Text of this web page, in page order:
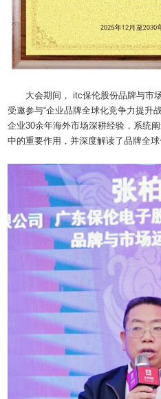
大会期间， itc保伦股份品牌与市
受邀参与“企业品牌全球化竞争力提升
企业30余年海外市场深耕经验，系统
中的重要作用，并深度解读了品牌全